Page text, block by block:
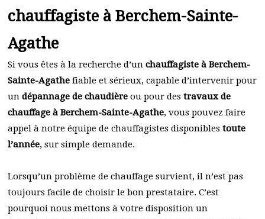
chauffagiste à Berchem-Sainte-
Agathe
Si vous êtes à la recherche d’un chauffagiste à Berchem-
Sainte-Agathe fiable et sérieux, capable d’intervenir pour
un dépannage de chaudière ou pour des travaux de
chauffage à Berchem-Sainte-Agathe, vous pouvez faire
appel à notre équipe de chauffagistes disponibles toute
l’année, sur simple demande.
Lorsqu’un problème de chauffage survient, il n’est pas
toujours facile de choisir le bon prestataire. C’est
pourquoi nous mettons à votre disposition un